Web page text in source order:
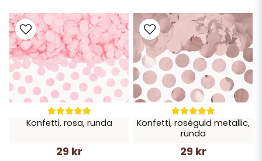
Konfetti, rosa, runda
29 kr
Konfetti, roséguld metallic,
runda
29 kr